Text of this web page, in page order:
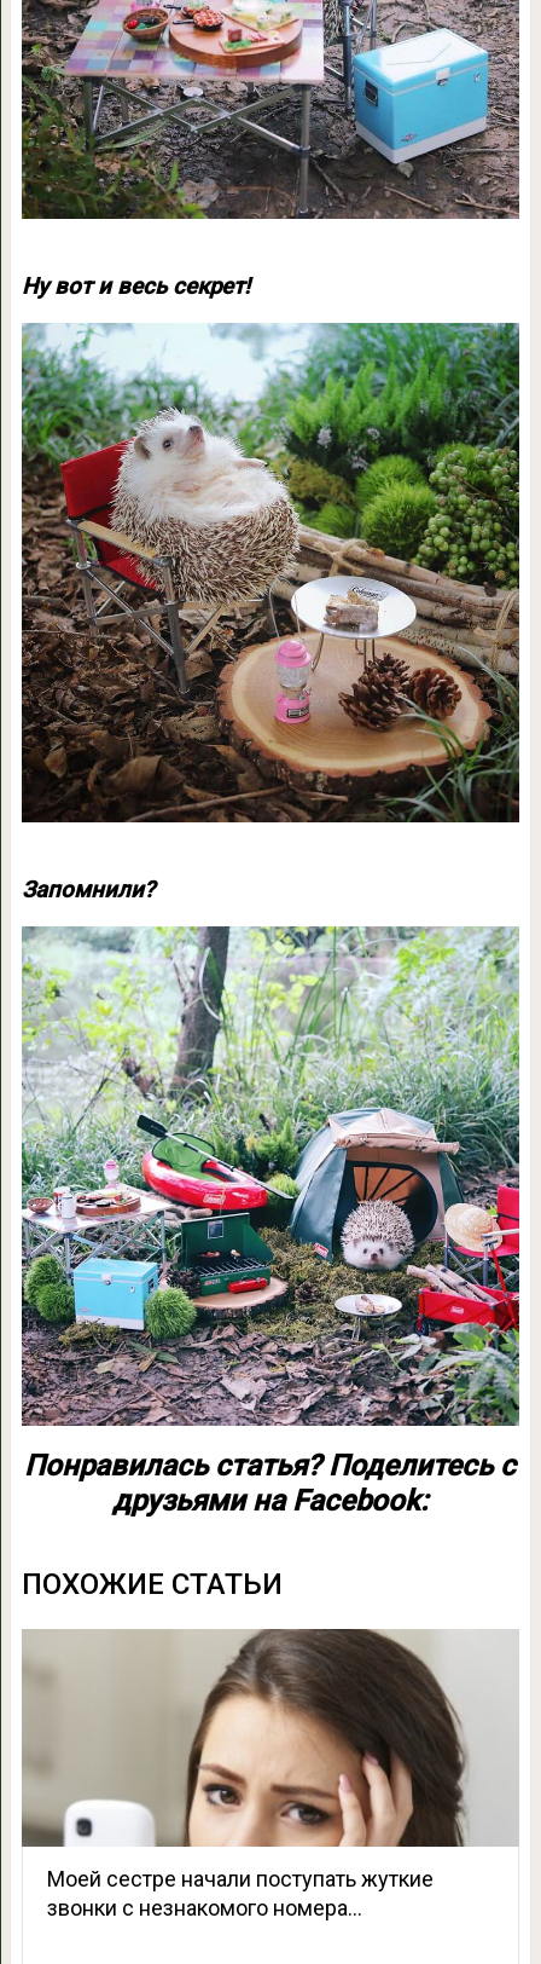
Ну вот и весь секрет!
Запомнили?
Понравилась статья? Поделитесь с
друзьями на Facebook:
ПОХОЖИЕ СТАТЬИ
Моей сестре начали поступать жуткие
звонки с незнакомого номера…